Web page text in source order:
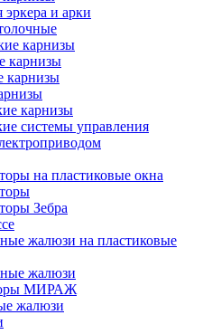
и арки
карнизы
карнизы
карнизы
карнизы
системы управления
на пластиковые окна
Зебра
жалюзи на пластиковые
жалюзи
МИРАЖ
жалюзи